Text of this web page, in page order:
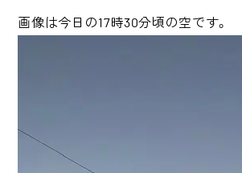
画像は今日の17時30分頃の空です。